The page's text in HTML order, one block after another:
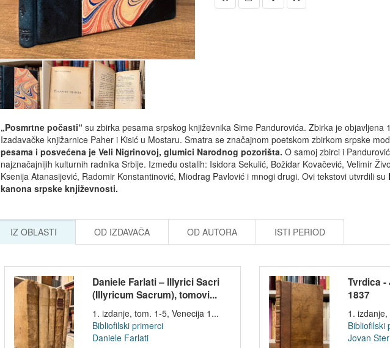
„Posmrtne počasti“ su zbirka pesama srpskog književnika Sime Pandurovića. Zbirka je objavljena
Izadavačke knjižarnice Paher i Kisić u Mostaru. Smatra se značajnom poetskom zbirkom srpske
pesama i posvećena je Veli Nigrinovoj, glumici Narodnog pozorišta. O samoj zbirci i
najznačajnijih kulturnih radnika Srbije. Između ostalih: Isidora Sekulić, Božidar Kovačević, Velimir
Ksenija Atanasijević, Radomir Konstantinović, Miodrag Pavlović i mnogi drugi. Ovi tekstovi utvrdili su
kanona srpske književnosti.
IZ OBLASTI OD IZDAVAČA OD AUTORA ISTI PERIOD
Daniele Farlati – Illyrici Sacri
(Illyricum Sacrum), tomovi...
1. izdanje, tom. 1-5, Venecija 1...
Bibliofilski primerci
Daniele Farlati
Tvrdica -
1837
1.
Bibliofilski
Jovan